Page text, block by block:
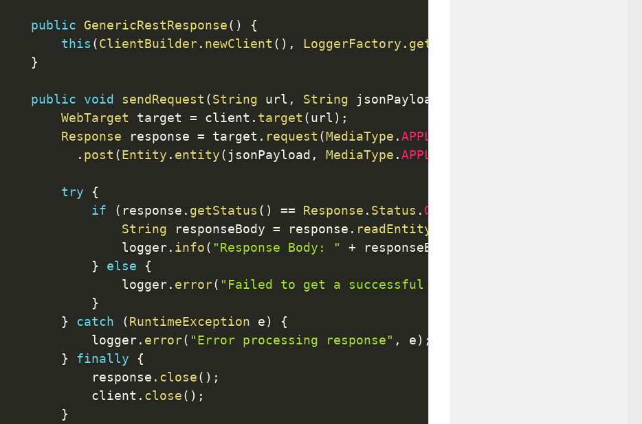
public GenericRestResponse( )
{
this (ClientBuilder. newClient ( ) , LoggerFactory . getLogger
}
public void sendRequest (String url , String jsonPayload
WebTarget target = client . target (url ) ;
Response response = target . request (MediaType .APPLICATION_JSON
. post (Entity . entity( jsonPayload , MediaType .APPLICATION_JSON
try
{
if
( response . getStatus ( ) == Response . Status . OK
String responseBody = response . readEntity
                logger
. info( "Response Body: " + responseBody
}
else
{
                logger
. error( "Failed to get a successful response"
}
}
catch (RuntimeException e)
{
            logger
. error( "Error processing response" , e) ;
}
finally
{
            response
. close( ) ;
            client
. close( ) ;
}